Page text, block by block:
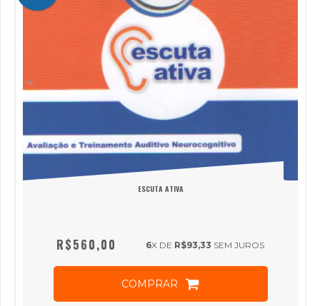
ESCUTA ATIVA
R$560,00 6X DE R$93,33 SEM JUROS
COMPRAR